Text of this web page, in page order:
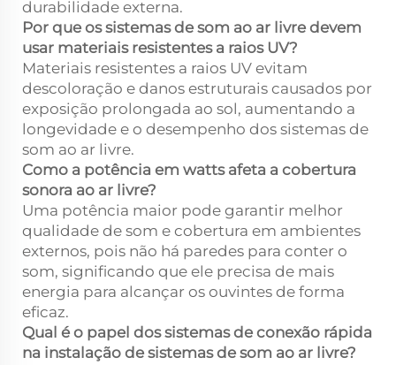
durabilidade externa.
Por que os sistemas de som ao ar livre devem
usar materiais resistentes a raios UV?
Materiais resistentes a raios UV evitam
descoloração e danos estruturais causados por
exposição prolongada ao sol, aumentando a
longevidade e o desempenho dos sistemas de
som ao ar livre.
Como a potência em watts afeta a cobertura
sonora ao ar livre?
Uma potência maior pode garantir melhor
qualidade de som e cobertura em ambientes
externos, pois não há paredes para conter o
som, significando que ele precisa de mais
energia para alcançar os ouvintes de forma
eficaz.
Qual é o papel dos sistemas de conexão rápida
na instalação de sistemas de som ao ar livre?